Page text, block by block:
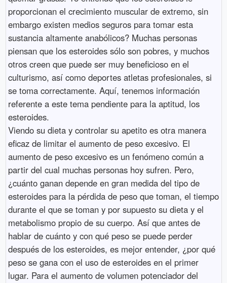
proporcionan el crecimiento muscular de extremo, sin
embargo existen medios seguros para tomar esta
sustancia altamente anabólicos? Muchas personas
piensan que los esteroides sólo son pobres, y muchos
otros creen que puede ser muy beneficioso en el
culturismo, así como deportes atletas profesionales, si
se toma correctamente. Aquí, tenemos información
referente a este tema pendiente para la aptitud, los
esteroides.
Viendo su dieta y controlar su apetito es otra manera
eficaz de limitar el aumento de peso excesivo. El
aumento de peso excesivo es un fenómeno común a
partir del cual muchas personas hoy sufren. Pero,
¿cuánto ganan depende en gran medida del tipo de
esteroides para la pérdida de peso que toman, el tiempo
durante el que se toman y por supuesto su dieta y el
metabolismo propio de su cuerpo. Así que antes de
hablar de cuánto y con qué peso se puede perder
después de los esteroides, es mejor entender, ¿por qué
peso se gana con el uso de esteroides en el primer
lugar. Para el aumento de volumen potenciador del